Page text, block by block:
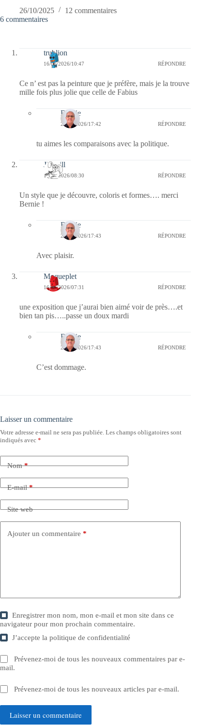
26/10/2025
12 commentaires
6 commentaires
trublion
16/06/2026/10:47 RÉPONDRE
Ce n’ est pas la peinture que je préfère, mais je la trouve
mille fois plus jolie que celle de Fabius
Bernie
21/06/2026/17:42 RÉPONDRE
tu aimes les comparaisons avec la politique.
Jill Bill
16/06/2026/08:30 RÉPONDRE
Un style que je découvre, coloris et formes…. merci
Bernie !
Bernie
21/06/2026/17:43 RÉPONDRE
Avec plaisir.
Moqueplet
16/06/2026/07:31 RÉPONDRE
une exposition que j’aurai bien aimé voir de près….et
bien tan pis…..passe un doux mardi
Bernie
21/06/2026/17:43 RÉPONDRE
C’est dommage.
Laisser un commentaire
Votre adresse e-mail ne sera pas publiée. Les champs obligatoires sont
indiqués avec *
Nom*
E-mail*
Site web
Ajouter un commentaire *
Enregistrer mon nom, mon e-mail et mon site dans ce
navigateur pour mon prochain commentaire.
J’accepte lapolitique de confidentialité
Prévenez-moi de tous les nouveaux commentaires par e-
mail.
Prévenez-moi de tous les nouveaux articles par e-mail.
Laisser un commentaire